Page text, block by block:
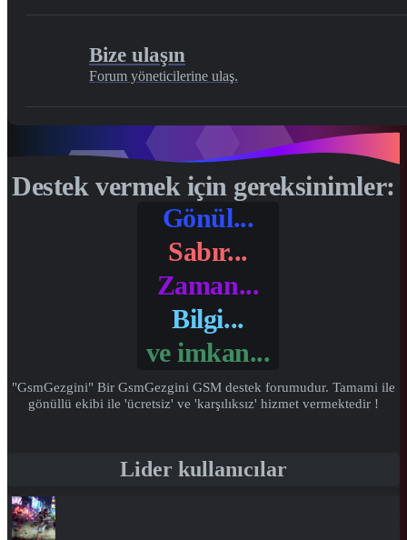
Bize ulaşın
Forum yöneticilerine ulaş.
Destek vermek için gereksinimler:
Gönül...
Sabır...
Zaman...
Bilgi...
veimkan...
"GsmGezgini" Bir GsmGezgini GSM destek forumudur. Tamami ile
gönüllü ekibi ile 'ücretsiz' ve 'karşılıksız' hizmet vermektedir !
Lider kullanıcılar